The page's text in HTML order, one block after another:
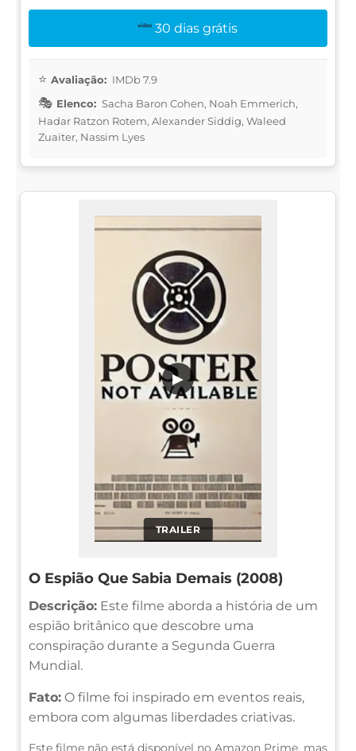
30 dias grátis
Avaliação: IMDb 7.9
Elenco: Sacha Baron Cohen, Noah Emmerich,
Hadar Ratzon Rotem, Alexander Siddig, Waleed
Zuaiter, Nassim Lyes
TRAILER
▶
O Espião Que Sabia Demais (2008)
Descrição: Este filme aborda a história de um
espião britânico que descobre uma
conspiração durante a Segunda Guerra
Mundial.
Fato: O filme foi inspirado em eventos reais,
embora com algumas liberdades criativas.
Este filme não está disponível no Amazon Prime, mas